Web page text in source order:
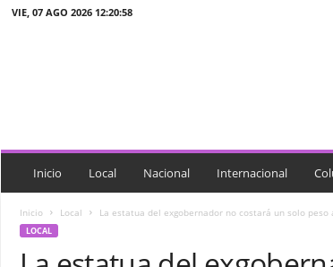
VIE, 07 AGO 2026 12:20:58
c
a
Inicio Local Nacional Internacional
Inicio Local La estatua del exgobernador no costará un solo peso
LOCAL